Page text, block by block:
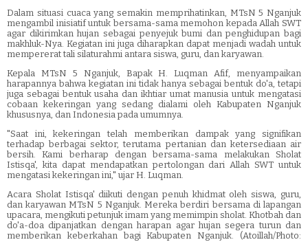
Dalam situasi cuaca yang semakin memprihatinkan, MTsN 5 Nganjuk
mengambil inisiatif untuk bersama-sama memohon kepada Allah SWT
agar dikirimkan hujan sebagai penyejuk bumi dan penghidupan bagi
makhluk-Nya. Kegiatan ini juga diharapkan dapat menjadi wadah untuk
mempererat tali silaturahmi antara siswa, guru, dan karyawan.
Kepala MTsN 5 Nganjuk, Bapak H. Luqman Afif, menyampaikan
harapannya bahwa kegiatan ini tidak hanya sebagai bentuk do'a, tetapi
juga sebagai bentuk usaha dan ikhtiar umat manusia untuk mengatasi
cobaan kekeringan yang sedang dialami oleh Kabupaten Nganjuk
khususnya, dan Indonesia pada umumnya.
"Saat ini, kekeringan telah memberikan dampak yang signifikan
terhadap berbagai sektor, terutama pertanian dan ketersediaan air
bersih. Kami berharap dengan bersama-sama melakukan Sholat
Istisqa', kita dapat mendapatkan pertolongan dari Allah SWT untuk
mengatasi kekeringan ini," ujar H. Luqman.
Acara Sholat Istisqa' diikuti dengan penuh khidmat oleh siswa, guru,
dan karyawan MTsN 5 Nganjuk. Mereka berdiri bersama di lapangan
upacara, mengikuti petunjuk imam yang memimpin sholat. Khotbah dan
do'a-doa dipanjatkan dengan harapan agar hujan segera turun dan
memberikan keberkahan bagi Kabupaten Nganjuk. (Atoillah/Photo: